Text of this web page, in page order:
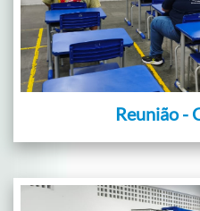
Reunião -